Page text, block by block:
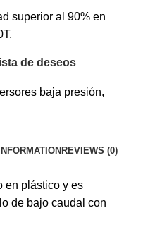
superior al 90% en
de deseos
baja presión,
REVIEWS (0)
en plástico y es
de bajo caudal con